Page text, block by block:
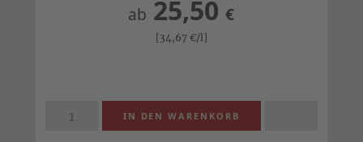
ab 25,50€
[34,67 €/l]